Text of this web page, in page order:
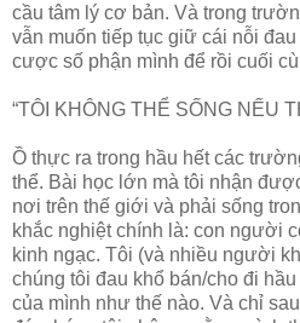
cầu tâm lý cơ bản. Và trong
vẫn muốn tiếp tục giữ cái nỗi
cược số phận mình để rồi cuối
“TÔI KHÔNG THỂ SỐNG NẾU
Ồ thực ra trong hầu hết các
thể. Bài học lớn mà tôi nhận
nơi trên thế giới và phải sống
khắc nghiệt chính là: con người
kinh ngạc. Tôi (và nhiều người
chúng tôi đau khổ bán/cho đi
của mình như thế nào. Và chỉ